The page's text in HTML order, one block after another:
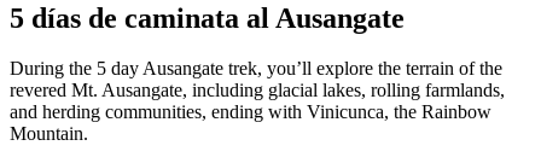
5 días de caminata al Ausangate
During the 5 day Ausangate trek, you’ll explore the terrain of the
revered Mt. Ausangate, including glacial lakes, rolling farmlands,
and herding communities, ending with Vinicunca, the Rainbow
Mountain.